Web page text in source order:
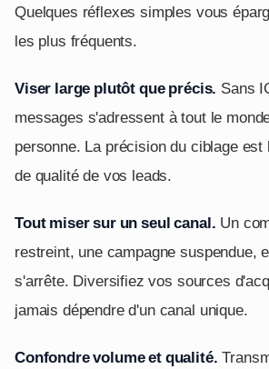
Quelques réflexes simples vous
les plus fréquents.
Viser large plutôt que précis. Sans
messages s'adressent à tout le
personne. La précision du ciblage
de qualité de vos leads.
Tout miser sur un seul canal. Un
restreint, une campagne suspendue,
s'arrête. Diversifiez vos sources
jamais dépendre d'un canal unique.
Confondre volume et qualité.